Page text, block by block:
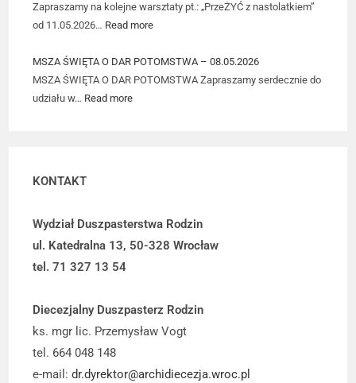
Zapraszamy na kolejne warsztaty pt.: „PrzeŻYĆ z nastolatkiem”
od 11.05.2026… Read more
MSZA ŚWIĘTA O DAR POTOMSTWA – 08.05.2026
MSZA ŚWIĘTA O DAR POTOMSTWA Zapraszamy serdecznie do
udziału w… Read more
KONTAKT
Wydział Duszpasterstwa Rodzin
ul. Katedralna 13, 50-328 Wrocław
tel. 71 327 13 54
Diecezjalny Duszpasterz Rodzin
ks. mgr lic. Przemysław Vogt
tel. 664 048 148
e-mail: dr.dyrektor@archidiecezja.wroc.pl